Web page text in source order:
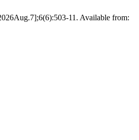
11. Available from: